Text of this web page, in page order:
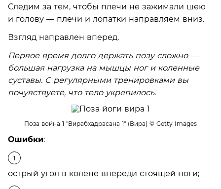
Следим за тем, чтобы плечи не зажимали шею
и голову — плечи и лопатки направляем вниз.
Взгляд направлен вперед.
Первое время долго держать позу сложно —
большая нагрузка на мышцы ног и коленные
суставы. С регулярными тренировками вы
почувствуете, что тело укрепилось.
Поза война 1 "Вирабхадрасана 1" (Вира) © Getty Images
Ошибки:
острый угол в колене впереди стоящей ноги;